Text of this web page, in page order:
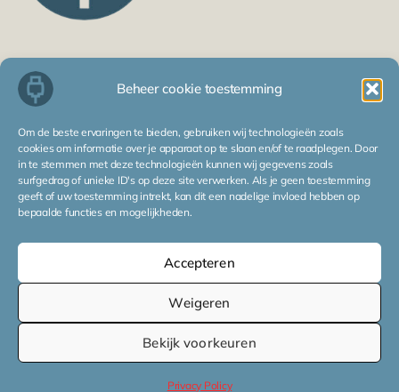
Beheer cookie toestemming
Om de beste ervaringen te bieden, gebruiken wij technologieën zoals
cookies om informatie over je apparaat op te slaan en/of te raadplegen. Door
in te stemmen met deze technologieën kunnen wij gegevens zoals
surfgedrag of unieke ID's op deze site verwerken. Als je geen toestemming
geeft of uw toestemming intrekt, kan dit een nadelige invloed hebben op
bepaalde functies en mogelijkheden.
Accepteren
Weigeren
Bekijk voorkeuren
Privacy Policy
F
a
c
e
b
o
o
k
L
e
d
i
n
E
n
v
l
o
p
e
P
o
e
-
a
l
t
W
a
s
a
p
p
Voor bedrijven
SectorenIndustriële AutomatiseringMechatronica
Security
Elektronica
Werken bij
Made by Ricardo Engel